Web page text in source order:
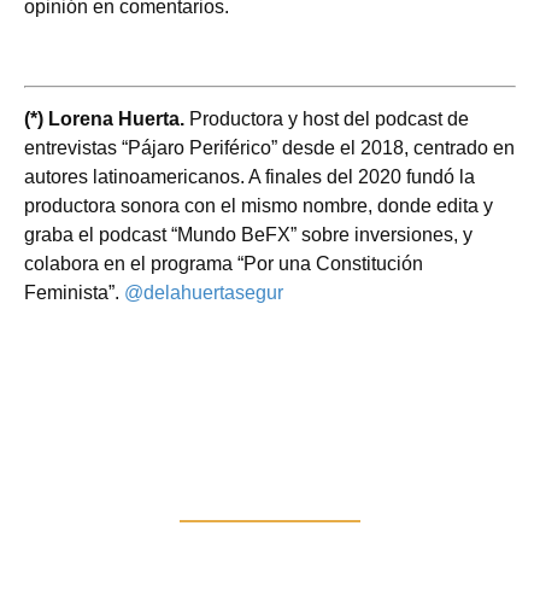
opinión en comentarios.
(*) Lorena Huerta. Productora y host del podcast de
entrevistas “Pájaro Periférico” desde el 2018, centrado en
autores latinoamericanos. A finales del 2020 fundó la
productora sonora con el mismo nombre, donde edita y
graba el podcast “Mundo BeFX” sobre inversiones, y
colabora en el programa “Por una Constitución
Feminista”. @delahuertasegur